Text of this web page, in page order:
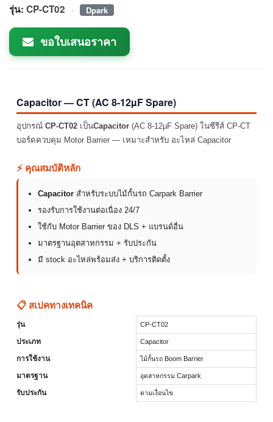
รุ่น: CP-CT02 · Dpark
ขอใบเสนอราคา
Capacitor — CT (AC 8-12µF Spare)
อุปกรณ์ CP-CT02 เป็นCapacitor (AC 8-12µF Spare) ในซีรีส์ CP-CT
บอร์ดควบคุม Motor Barrier — เหมาะสำหรับ อะไหล่ Capacitor
⚡ คุณสมบัติหลัก
Capacitor สำหรับระบบไม้กั้นรถ Carpark Barrier
รองรับการใช้งานต่อเนื่อง 24/7
ใช้กับ Motor Barrier ของ DLS + แบรนด์อื่น
มาตรฐานอุตสาหกรรม + รับประกัน
มี stock อะไหล่พร้อมส่ง + บริการติดตั้ง
📋 สเปคทางเทคนิค
รุ่น CP-CT02
ประเภท Capacitor
การใช้งาน ไม้กั้นรถ Boom Barrier
มาตรฐาน อุตสาหกรรม Carpark
รับประกัน ตามเงื่อนไข